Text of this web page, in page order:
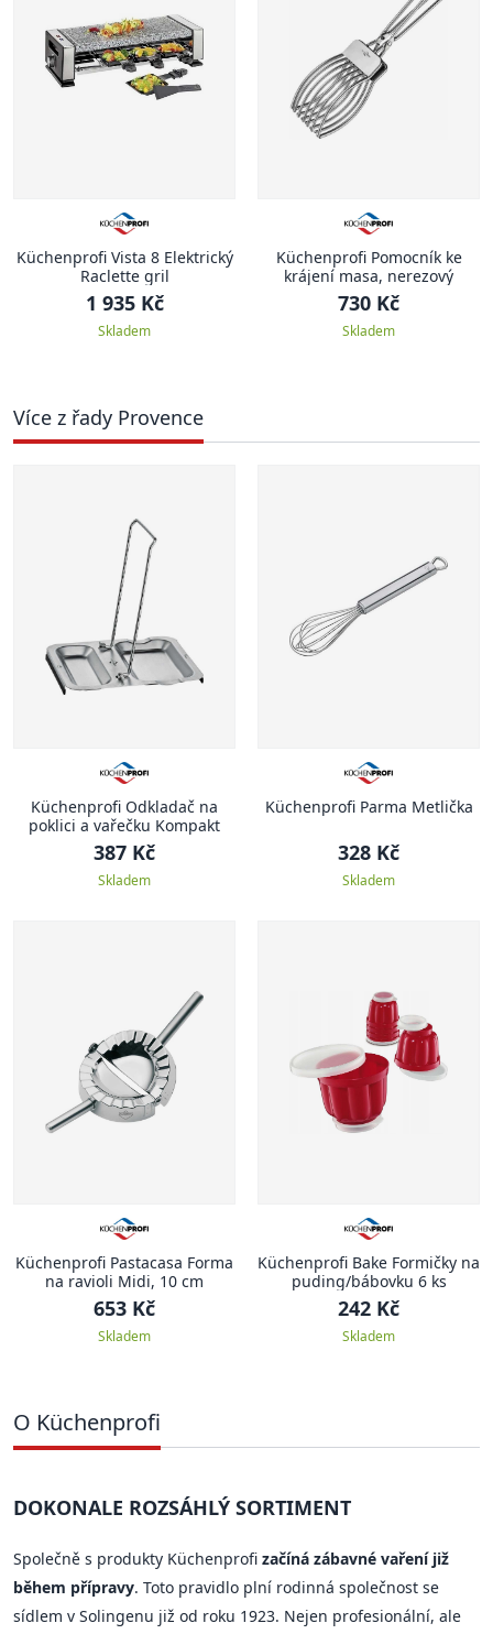
Küchenprofi Vista 8 Elektrický
Raclette gril
1 935 Kč
Skladem
Küchenprofi Pomocník ke
krájení masa, nerezový
730 Kč
Skladem
Více z řady Provence
Küchenprofi Odkladač na
poklici a vařečku Kompakt
387 Kč
Skladem
Küchenprofi Parma Metlička
328 Kč
Skladem
Küchenprofi Pastacasa Forma
na ravioli Midi, 10 cm
653 Kč
Skladem
Küchenprofi Bake Formičky na
puding/bábovku 6 ks
242 Kč
Skladem
O Küchenprofi
DOKONALE ROZSÁHLÝ SORTIMENT
Společně s produkty Küchenprofi začíná zábavné vaření již
během přípravy. Toto pravidlo plní rodinná společnost se
sídlem v Solingenu již od roku 1923. Nejen profesionální, ale